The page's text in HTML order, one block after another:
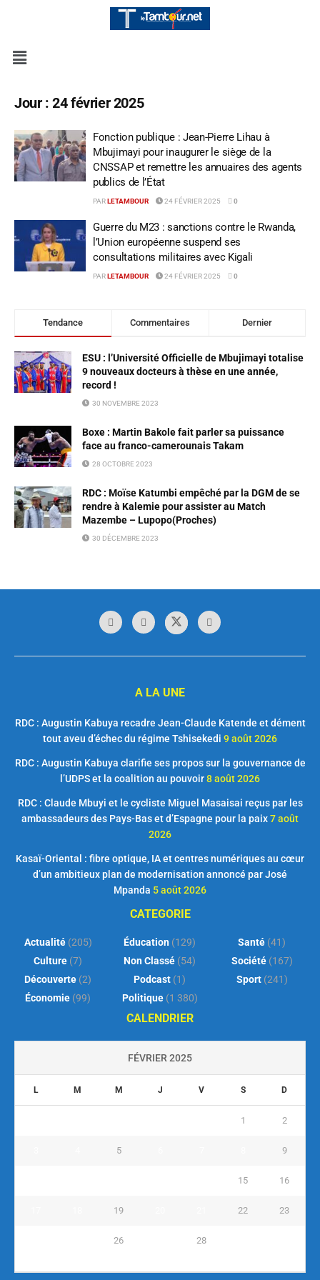
Jour :24 février 2025
Fonction publique : Jean-Pierre Lihau à
Mbujimayi pour inaugurer le siège de la
CNSSAP et remettre les annuaires des agents
publics de l’État
PAR LETAMBOUR 24 FÉVRIER 2025 0
Guerre du M23 : sanctions contre le Rwanda,
l’Union européenne suspend ses
consultations militaires avec Kigali
PAR LETAMBOUR 24 FÉVRIER 2025 0
Tendance Commentaires Dernier
ESU : l’Université Officielle de Mbujimayi totalise
9 nouveaux docteurs à thèse en une année,
record !
30 NOVEMBRE 2023
Boxe : Martin Bakole fait parler sa puissance
face au franco-camerounais Takam
28 OCTOBRE 2023
RDC : Moïse Katumbi empêché par la DGM de se
rendre à Kalemie pour assister au Match
Mazembe – Lupopo(Proches)
30 DÉCEMBRE 2023
A LA UNE
RDC : Augustin Kabuya recadre Jean-Claude Katende et dément
tout aveu d’échec du régime Tshisekedi 9 août 2026
RDC : Augustin Kabuya clarifie ses propos sur la gouvernance de
l’UDPS et la coalition au pouvoir8 août 2026
RDC : Claude Mbuyi et le cycliste Miguel Masaisai reçus par les
ambassadeurs des Pays-Bas et d’Espagne pour la paix7 août
2026
Kasaï-Oriental : fibre optique, IA et centres numériques au cœur
d’un ambitieux plan de modernisation annoncé par José
Mpanda 5 août 2026
CATEGORIE
Actualité(205)
Culture (7)
Découverte (2)
Économie (99)
Éducation (129)
Non Classé (54)
Podcast (1)
Politique(1 380)
Santé (41)
Société(167)
Sport(241)
CALENDRIER
FÉVRIER 2025
L M M J V S D
1 2
5 9
15 16
19 22 23
26 28